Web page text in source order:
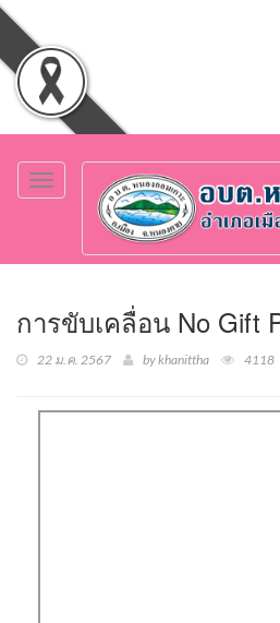
Toggle
navigation
การขับเคลื่อน No
22 ม.ค. 2567 by khanittha 4118